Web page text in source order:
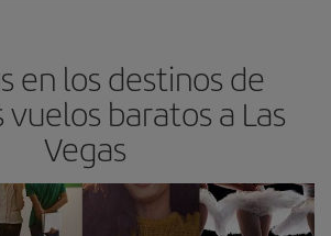
en los destinos de
baratos a Las
Vegas